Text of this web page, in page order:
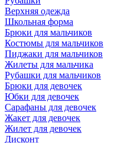
Верхняя одежда
Школьная форма
Брюки для мальчиков
Костюмы для мальчиков
Пиджаки для мальчиков
Жилеты для мальчика
Рубашки для мальчиков
Брюки для девочек
Юбки для девочек
Сарафаны для девочек
Жакет для девочек
Жилет для девочек
Дисконт